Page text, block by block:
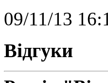
09/11/13
Відгуки